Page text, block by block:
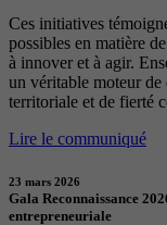
Ces initiatives
possibles en matière
à innover et à agir.
un véritable moteur de
territoriale et de fierté
Lire le communiqué
23 mars 2026
Gala Reconnaissance
entrepreneuriale